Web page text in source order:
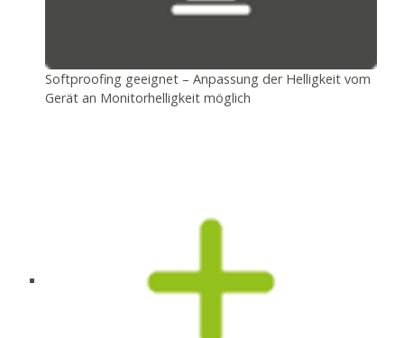
Softproofing geeignet – Anpassung der Helligkeit vom
Gerät an Monitorhelligkeit möglich